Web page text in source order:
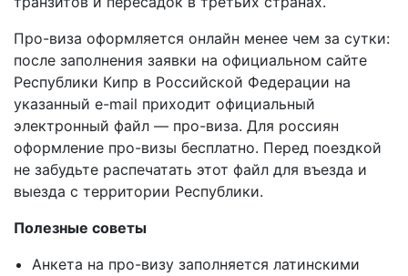
Про-виза оформляется онлайн менее чем за сутки:
после заполнения заявки на официальном сайте
Республики Кипр в Российской Федерации на
указанный e-mail приходит официальный
электронный файл — про-виза. Для россиян
оформление про-визы бесплатно. Перед поездкой
не забудьте распечатать этот файл для въезда и
выезда с территории Республики.
Полезные советы
Анкета на про-визу заполняется латинскими